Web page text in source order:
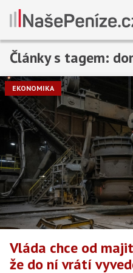
Články s tagem:
EKONOMIKA
Vláda chce od
že do ní vrátí
Předchozí 1 2